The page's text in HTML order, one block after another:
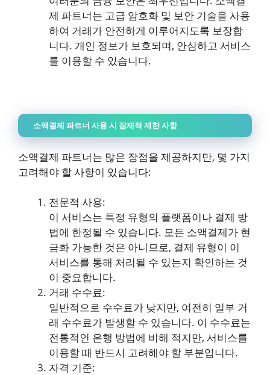
제 파트너는 고급 암호화 및 보안 기술을 사용
하여 거래가 안전하게 이루어지도록 보장합
니다. 개인 정보가 보호되며, 안심하고 서비스
를 이용할 수 있습니다.
소액결제 파트너 사용 시 잠재적 제한 사항
소액결제 파트너는 많은 장점을 제공하지만, 몇 가지
고려해야 할 사항이 있습니다:
전문적 사용:
이 서비스는 특정 유형의 플랫폼이나 결제 방
법에 한정될 수 있습니다. 모든 소액결제가 현
금화 가능한 것은 아니므로, 결제 유형이 이
서비스를 통해 처리될 수 있는지 확인하는 것
이 중요합니다.
거래 수수료:
일반적으로 수수료가 낮지만, 여전히 일부 거
래 수수료가 발생할 수 있습니다. 이 수수료는
전통적인 은행 방법에 비해 적지만, 서비스를
이용할 때 반드시 고려해야 할 부분입니다.
자격 기준: